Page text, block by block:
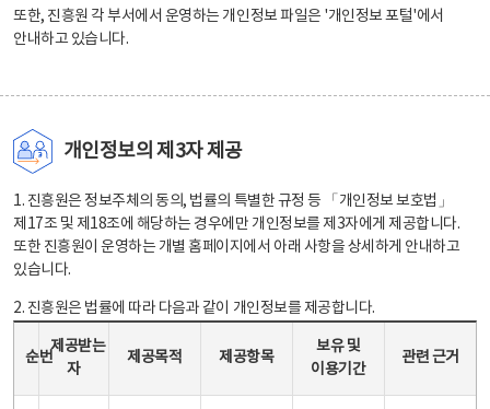
또한, 진흥원 각 부서에서 운영하는 개인정보 파일은 '개인정보 포털'에서
안내하고 있습니다.
개인정보의 제3자 제공
1. 진흥원은 정보주체의 동의, 법률의 특별한 규정 등 「개인정보 보호법」
제17조 및 제18조에 해당하는 경우에만 개인정보를 제3자에게 제공합니다.
또한 진흥원이 운영하는 개별 홈페이지에서 아래 사항을 상세하게 안내하고
있습니다.
2. 진흥원은 법률에 따라 다음과 같이 개인정보를 제공합니다.
순번
제공받는
자
제공목적 제공항목
보유 및
이용기간
관련 근거